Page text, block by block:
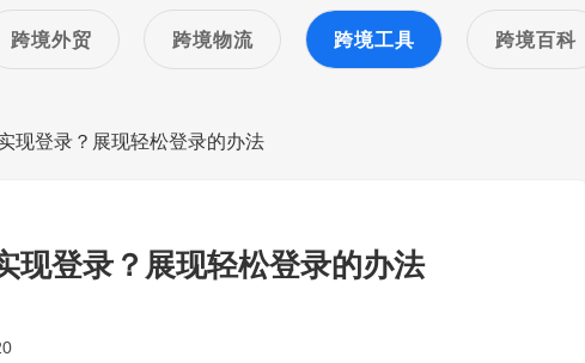
跨境外贸 跨境物流 跨境工具 跨境百科
现登录？展现轻松登录的办法
现登录？展现轻松登录的办法